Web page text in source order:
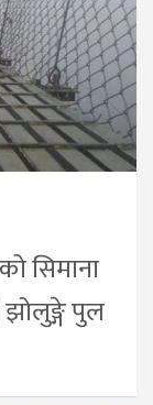
सिमाना
झोलुङ्गे पुल